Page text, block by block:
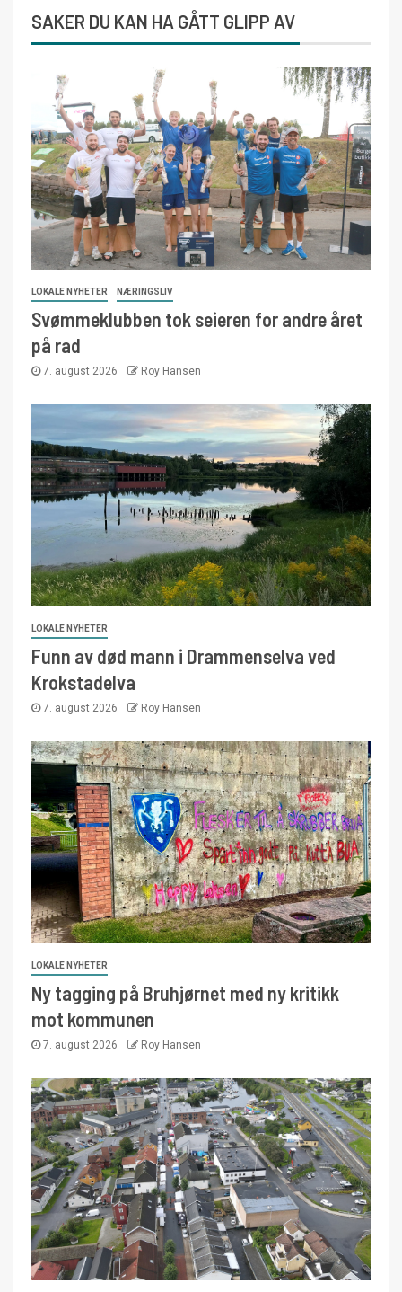
SAKER DU KAN HA GÅTT GLIPP AV
LOKALE NYHETER NÆRINGSLIV
Svømmeklubben tok seieren for andre året
på rad
7. august 2026 Roy Hansen
LOKALE NYHETER
Funn av død mann i Drammenselva ved
Krokstadelva
7. august 2026 Roy Hansen
LOKALE NYHETER
Ny tagging på Bruhjørnet med ny kritikk
mot kommunen
7. august 2026 Roy Hansen